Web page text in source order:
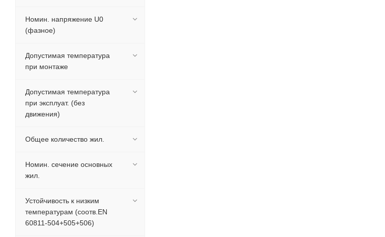
Номин. напряжение U0
(фазное)
Допустимая температура
при монтаже
Допустимая температура
при эксплуат. (без
движения)
Общее количество жил.
Номин. сечение основных
жил.
Устойчивость к низким
температурам (соотв.EN
60811-504+505+506)